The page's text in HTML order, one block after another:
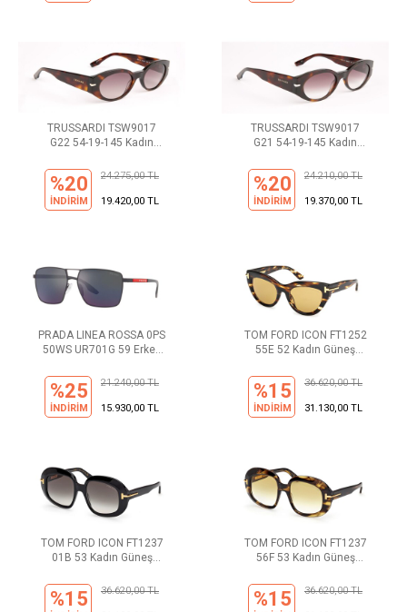
TRUSSARDI TSW9017
G22 54-19-145 Kadın
%20
İNDİRİM
24.275,00 TL
19.420,00 TL
TRUSSARDI TSW9017
G21 54-19-145 Kadın
%20
İNDİRİM
24.210,00 TL
19.370,00 TL
PRADA LINEA ROSSA 0PS
50WS UR701G 59 Erkek
%25
İNDİRİM
21.240,00 TL
15.930,00 TL
TOM FORD ICON FT1252
55E 52 Kadın Güneş
%15
İNDİRİM
36.620,00 TL
31.130,00 TL
TOM FORD ICON FT1237
01B 53 Kadın Güneş
%15 36.620,00 TL
TOM FORD ICON FT1237
56F 53 Kadın Güneş
%15 36.620,00 TL